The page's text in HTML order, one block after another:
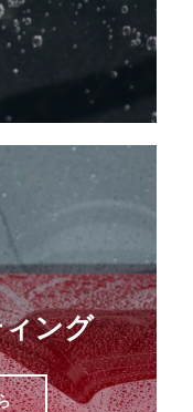
ング